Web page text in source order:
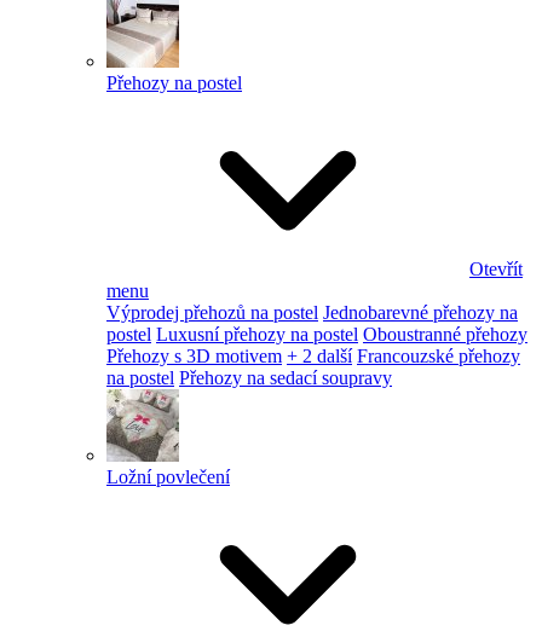
Přehozy na postel
Otevřít
menu
Výprodej přehozů na postel Jednobarevné přehozy na
postel Luxusní přehozy na postel Oboustranné přehozy
Přehozy s 3D motivem + 2 další Francouzské přehozy
na postel Přehozy na sedací soupravy
Ložní povlečení